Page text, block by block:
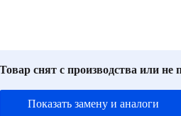
Товар снят с производства или не
Показать замену и аналоги